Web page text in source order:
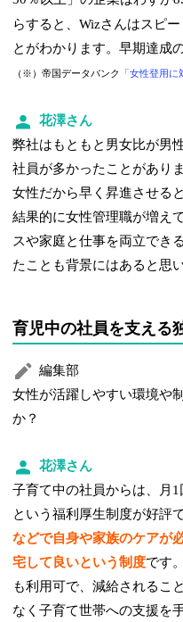
らすると、Wizさんはスピ
とがわかります。早期達成
（※）帝国データバンク 「女性登用に
花澤さん
弊社はもともと男女比が男
社員が多かったことがあり
女性だから早く昇進させる
結果的に女性管理職が増え
スや家庭と仕事を両立でき
たことも背景にはあると思い
育児中の社員を支える
編集部
女性が活躍しやすい環境や
か？
花澤さん
子育て中の社員からは、月1
という福利厚生制度が好評
などで自身や家族のケアが
宅して良いという制度です
も利用可で、減給されるこ
なく子育て世帯への支援を